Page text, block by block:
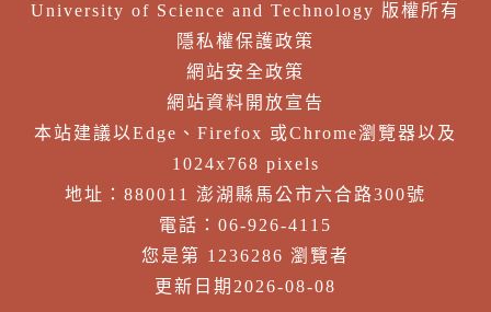
University of Science and Technology 版權所有
隱私權保護政策
網站安全政策
網站資料開放宣告
本站建議以Edge、Firefox 或Chrome瀏覽器以及
1024x768 pixels
地址：880011 澎湖縣馬公市六合路300號
電話：06-926-4115
您是第 1236286 瀏覽者
更新日期2026-08-08